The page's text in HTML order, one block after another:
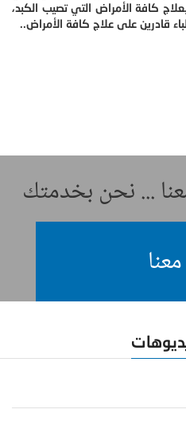
كافة الأمراض التي تصيب الكبد،
قادرين على علاج كافة الأمراض..
... نحن بخدمتك